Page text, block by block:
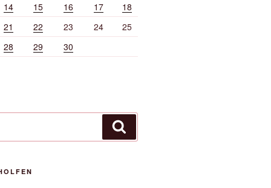
14
15 16 17
18
21
22 23 24
25
28
29 30